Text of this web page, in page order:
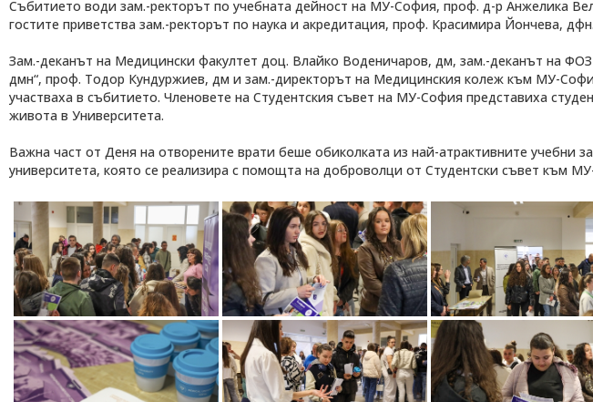
Събитието води зам.-ректорът по учебната дейност на МУ-София, проф. д-р Анжелика
гостите приветства зам.-ректорът по наука и акредитация, проф. Красимира Йончева, дфн.
Зам.-деканът на Медицински факултет доц. Влайко Воденичаров, дм, зам.-деканът на
дмн“, проф. Тодор Кундуржиев, дм и зам.-директорът на Медицинския колеж към МУ-
участваха в събитието. Членовете на Студентския съвет на МУ-София представиха
живота в Университета.
Важна част от Деня на отворените врати беше обиколката из най-атрактивните учебни
университета, която се реализира с помощта на доброволци от Студентски съвет към